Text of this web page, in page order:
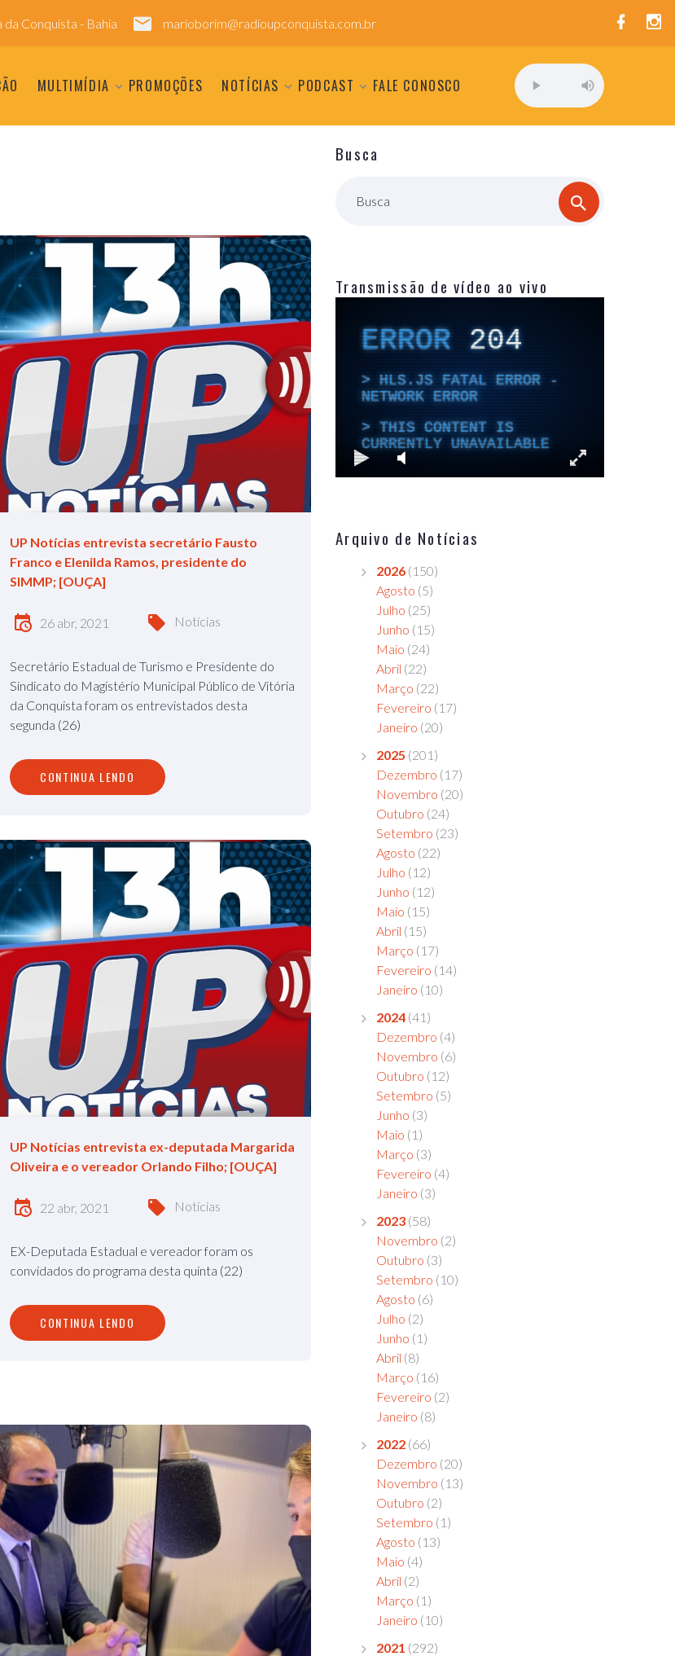
da Conquista - Bahia marioborim@radioupconquista.com.br
MULTIMÍDIA PROMOÇÕES NOTÍCIAS PODCAST FALE CONOSCO
UP Notícias entrevista secretário Fausto
Franco e Elenilda Ramos, presidente do
SIMMP; [OUÇA]
26 abr, 2021 Notícias
Secretário Estadual de Turismo e Presidente do
Sindicato do Magistério Municipal Público de Vitória
da Conquista foram os entrevistados desta
segunda (26)
CONTINUA LENDO
UP Notícias entrevista ex-deputada Margarida
Oliveira e o vereador Orlando Filho; [OUÇA]
22 abr, 2021 Notícias
EX-Deputada Estadual e vereador foram os
convidados do programa desta quinta (22)
CONTINUA LENDO
Busca
Busca
Transmissão de vídeo ao vivo
Arquivo de Notícias
2026 (150)
Agosto (5)
Julho (25)
Junho (15)
Maio (24)
Abril (22)
Março (22)
Fevereiro (17)
Janeiro (20)
2025 (201)
Dezembro (17)
Novembro (20)
Outubro (24)
Setembro (23)
Agosto (22)
Julho (12)
Junho (12)
Maio (15)
Abril (15)
Março (17)
Fevereiro (14)
Janeiro (10)
2024 (41)
Dezembro (4)
Novembro (6)
Outubro (12)
Setembro (5)
Junho (3)
Maio (1)
Março (3)
Fevereiro (4)
Janeiro (3)
2023 (58)
Novembro (2)
Outubro (3)
Setembro (10)
Agosto (6)
Julho (2)
Junho (1)
Abril (8)
Março (16)
Fevereiro (2)
Janeiro (8)
2022 (66)
Dezembro (20)
Novembro (13)
Outubro (2)
Setembro (1)
Agosto (13)
Maio (4)
Abril (2)
Março (1)
Janeiro (10)
2021 (292)